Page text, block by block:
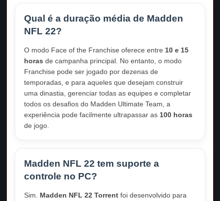
Qual é a duração média de Madden
NFL 22?
O modo Face of the Franchise oferece entre 10 e 15
horas de campanha principal. No entanto, o modo
Franchise pode ser jogado por dezenas de
temporadas, e para aqueles que desejam construir
uma dinastia, gerenciar todas as equipes e completar
todos os desafios do Madden Ultimate Team, a
experiência pode facilmente ultrapassar as 100 horas
de jogo.
Madden NFL 22 tem suporte a
controle no PC?
Sim. Madden NFL 22 Torrent foi desenvolvido para